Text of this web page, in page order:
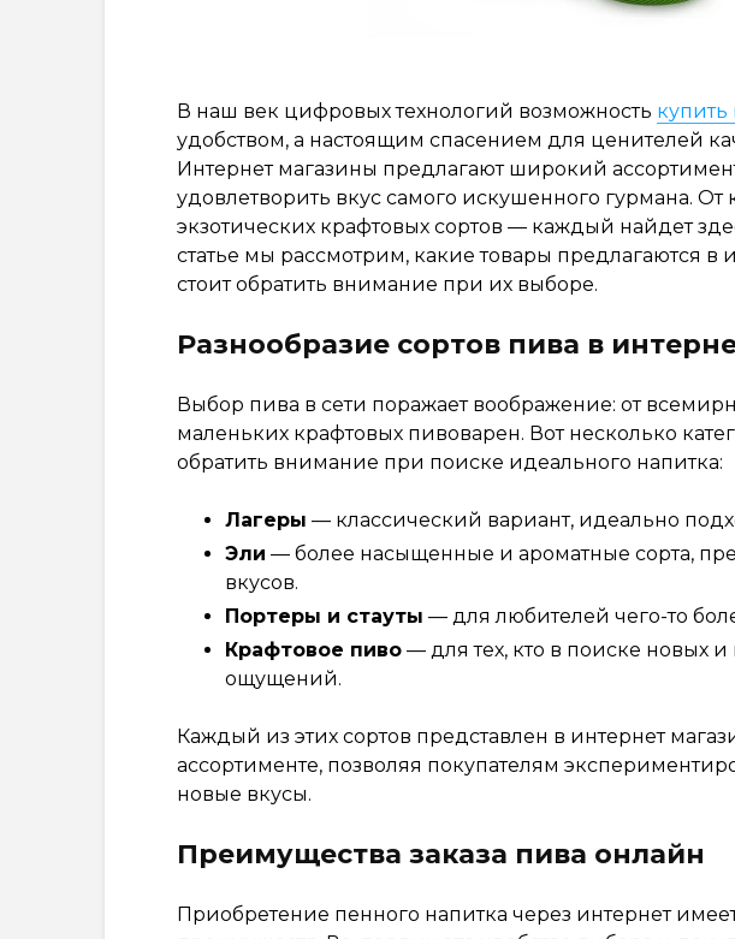
В наш век цифровых технологий возможность купить
удобством, а настоящим спасением для ценителей
Интернет магазины предлагают широкий
удовлетворить вкус самого искушенного гурмана. От
экзотических крафтовых сортов — каждый найдет
статье мы рассмотрим, какие товары предлагаются в
стоит обратить внимание при их выборе.
Разнообразие сортов пива в
Выбор пива в сети поражает воображение: от
маленьких крафтовых пивоварен. Вот несколько
обратить внимание при поиске идеального напитка:
Лагеры — классический вариант, идеально
Эли — более насыщенные и ароматные сорта,
вкусов.
Портеры и стауты — для любителей чего-то
Крафтовое пиво — для тех, кто в поиске новых
ощущений.
Каждый из этих сортов представлен в интернет
ассортименте, позволяя покупателям
новые вкусы.
Преимущества заказа пива онлайн
Приобретение пенного напитка через интернет